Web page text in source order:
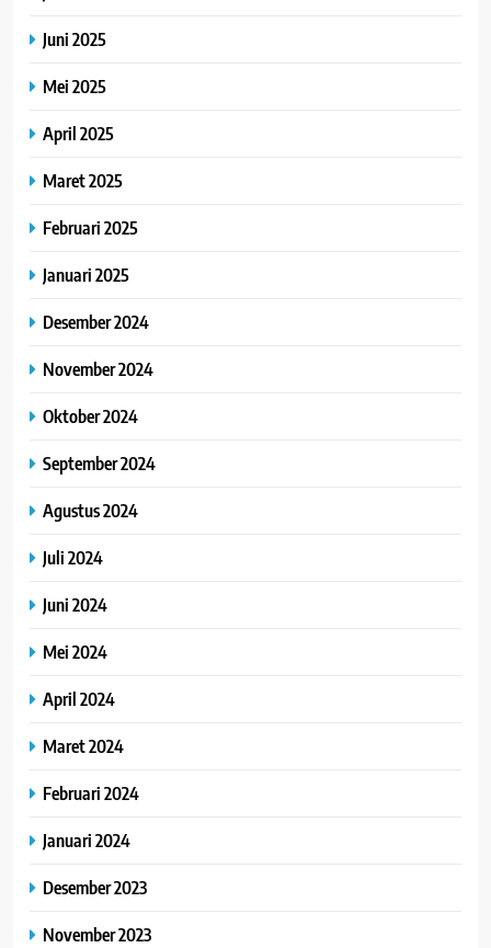
Juni 2025
Mei 2025
April 2025
Maret 2025
Februari 2025
Januari 2025
Desember 2024
November 2024
Oktober 2024
September 2024
Agustus 2024
Juli 2024
Juni 2024
Mei 2024
April 2024
Maret 2024
Februari 2024
Januari 2024
Desember 2023
November 2023